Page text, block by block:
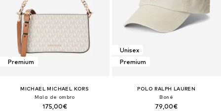
Premium
MICHAEL MICHAEL KORS
Mala de ombro
175,00€
Unisex
Premium
POLO RALPH LAUREN
Boné
79,00€